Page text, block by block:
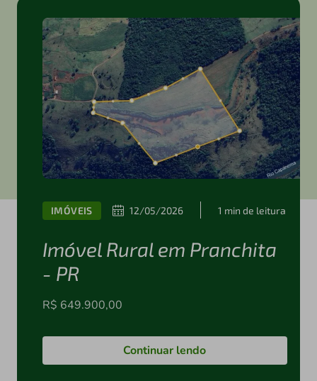
IMÓVEIS 12/05/2026 1 min de leitura
Imóvel Rural em Pranchita
- PR
R$ 649.900,00
Continuar lendo